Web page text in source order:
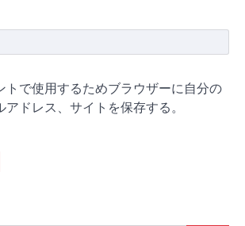
トで使用するためブラウザーに自分の
ドレス、サイトを保存する。